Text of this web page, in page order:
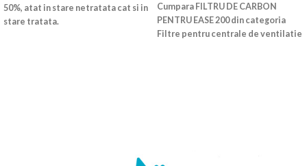
50%, atat in stare netratata cat si in
stare tratata.
Cumpara FILTRU DE CARBON
PENTRU EASE 200 din categoria
Filtre pentru centrale de ventilatie